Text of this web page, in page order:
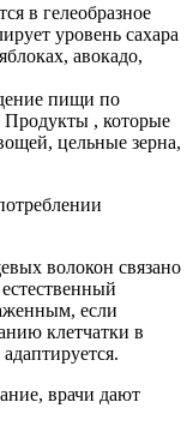
в гелеобразное
уровень сахара
авокадо,
пищи по
, которые
цельные зерна,
волокон связано
если
клетчатки в
врачи дают